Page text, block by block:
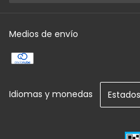
Medios de envío
Idiomas y monedas